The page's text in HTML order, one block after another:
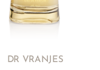
DR VRANJES